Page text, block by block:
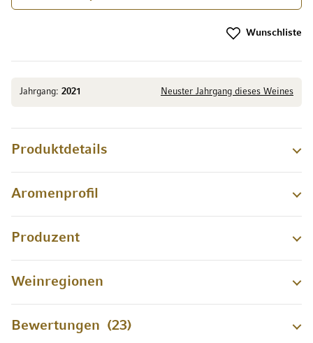
Jahrgang: 2021 Neuster Jahrgang dieses Weines
Wunschliste
Produktdetails
Aromenprofil
Produzent
Weinregionen
Bewertungen 23